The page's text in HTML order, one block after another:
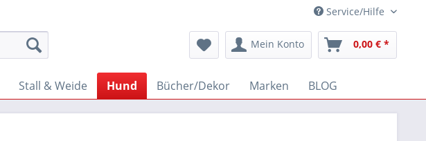
Service/Hilfe
Mein Konto 0,00 € *
Stall & Weide Hund Bücher/Dekor Marken BLOG